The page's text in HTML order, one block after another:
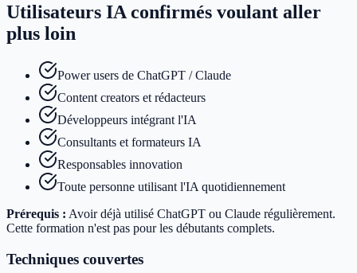
Utilisateurs IA confirmés voulant aller
plus loin
Power users de ChatGPT / Claude
Content creators et rédacteurs
Développeurs intégrant l'IA
Consultants et formateurs IA
Responsables innovation
Toute personne utilisant l'IA quotidiennement
Prérequis : Avoir déjà utilisé ChatGPT ou Claude régulièrement.
Cette formation n'est pas pour les débutants complets.
Techniques couvertes